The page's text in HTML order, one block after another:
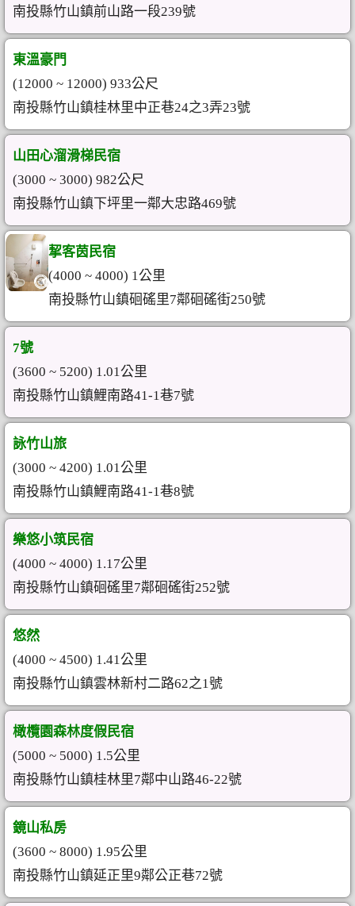
南投縣竹山鎮前山路一段239號
東溫豪門
(12000 ~ 12000) 933公尺
南投縣竹山鎮桂林里中正巷24之3弄23號
山田心溜滑梯民宿
(3000 ~ 3000) 982公尺
南投縣竹山鎮下坪里一鄰大忠路469號
挈客茵民宿
(4000 ~ 4000) 1公里
南投縣竹山鎮硘磘里7鄰硘磘街250號
7號
(3600 ~ 5200) 1.01公里
南投縣竹山鎮鯉南路41-1巷7號
詠竹山旅
(3000 ~ 4200) 1.01公里
南投縣竹山鎮鯉南路41-1巷8號
樂悠小筑民宿
(4000 ~ 4000) 1.17公里
南投縣竹山鎮硘磘里7鄰硘磘街252號
悠然
(4000 ~ 4500) 1.41公里
南投縣竹山鎮雲林新村二路62之1號
橄欖園森林度假民宿
(5000 ~ 5000) 1.5公里
南投縣竹山鎮桂林里7鄰中山路46-22號
鏡山私房
(3600 ~ 8000) 1.95公里
南投縣竹山鎮延正里9鄰公正巷72號